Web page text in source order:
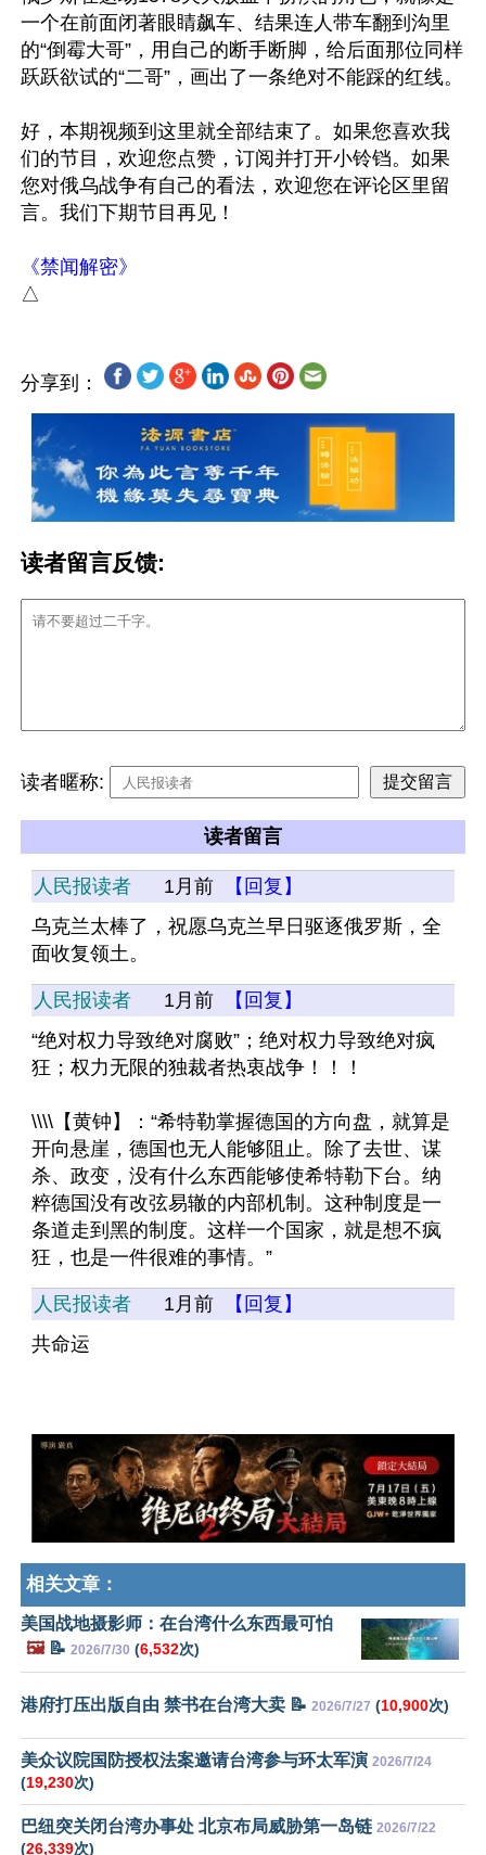
一个在前面闭著眼睛飙车、结果连人带车翻到沟里
的“倒霉大哥”，用自己的断手断脚，给后面那位同样
跃跃欲试的“二哥”，画出了一条绝对不能踩的红线。
好，本期视频到这里就全部结束了。如果您喜欢我
们的节目，欢迎您点赞，订阅并打开小铃铛。如果
您对俄乌战争有自己的看法，欢迎您在评论区里留
言。我们下期节目再见！
《禁闻解密》
分享到：
读者留言反馈:
读者暱称:
读者留言
人民报读者 1月前
【回复】
乌克兰太棒了，祝愿乌克兰早日驱逐俄罗斯，全
面收复领土。
人民报读者 1月前
【回复】
“绝对权力导致绝对腐败”；绝对权力导致绝对疯
狂；权力无限的独裁者热衷战争！！！
\\\\【黄钟】：“希特勒掌握德国的方向盘，就算是
开向悬崖，德国也无人能够阻止。除了去世、谋
杀、政变，没有什么东西能够使希特勒下台。纳
粹德国没有改弦易辙的内部机制。这种制度是一
条道走到黑的制度。这样一个国家，就是想不疯
狂，也是一件很难的事情。”
人民报读者 1月前
【回复】
共命运
相关文章：
美国战地摄影师：在台湾什么东西最可怕
🖼️📝 2026/7/30 (6,532次)
港府打压出版自由 禁书在台湾大卖 📝 2026/7/27 (10,900次)
美众议院国防授权法案邀请台湾参与环太军演 2026/7/24
(19,230次)
巴纽突关闭台湾办事处 北京布局威胁第一岛链 2026/7/22
(26,339次)